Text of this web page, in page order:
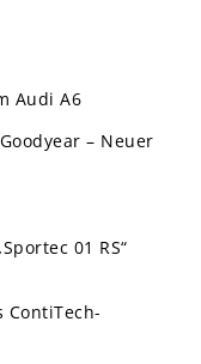
Audi A6
– Neuer
01 RS“
ContiTech-